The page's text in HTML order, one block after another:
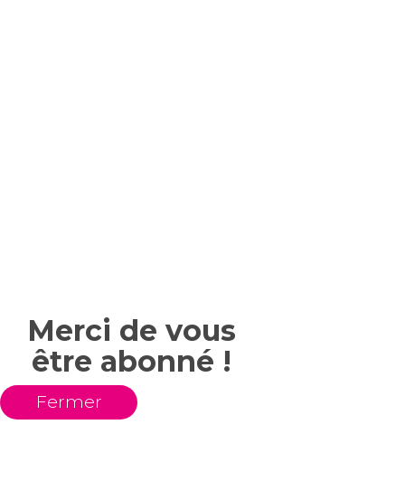
Merci de vous
être abonné !
Fermer